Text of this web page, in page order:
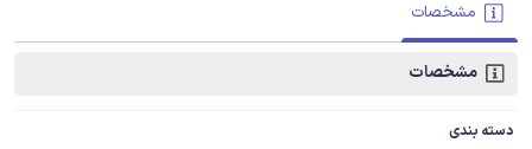
مشخصات
مشخصات
دسته بندی